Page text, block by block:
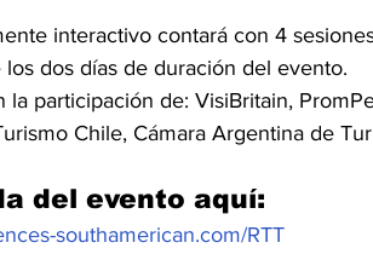
interactivo contará con 4
dos días de duración del evento.
participación de: VisiBritain,
Chile, Cámara Argentina de
del evento aquí:
southamerican.com/RTT